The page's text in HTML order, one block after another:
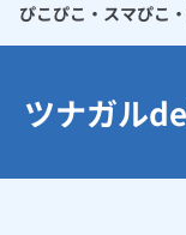
ガス・電気トッ
インターネッ
ぴこぴこ・スマぴこ
ツナガル